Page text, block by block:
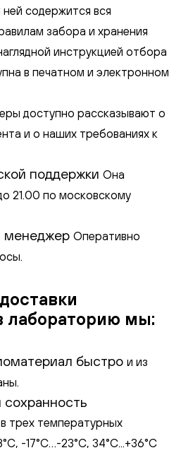
ней содержится вся
забора и хранения
инструкцией отбора
в печатном и электронном
доступно рассказывают о
и о наших требованиях к
поддержки Она
21.00 по московскому
менеджер Оперативно
лабораторию мы:
быстро и из
в трех температурных
-17°С…-23°С, 34°C...+36°С